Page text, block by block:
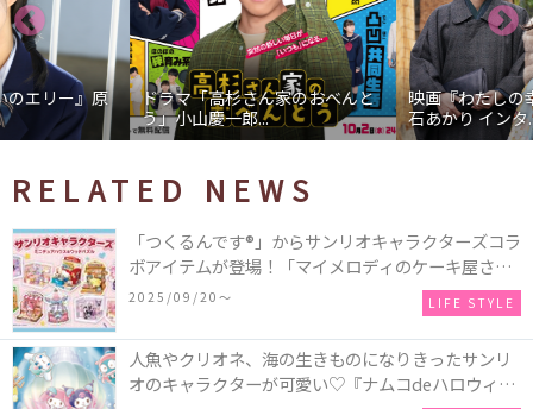
ドラマ「高杉さん家のおべんと
う」小山慶一郎...
映画『わたしの幸せな結婚』髙
石あかり インタ...
RELATED NEWS
「つくるんです®」からサンリオキャラクターズコラ
ボアイテムが登場！「マイメロディのケーキ屋さ
ん」などミニチュアハウス8種類と、「シナモロール
のメリーゴーランド」などオルゴールで動く仕掛け
付きのウッドパズル2種類♪
2025/09/20〜 LIFE STYLE
人魚やクリオネ、海の生きものになりきったサンリ
オのキャラクターが可愛い♡『ナムコdeハロウィン